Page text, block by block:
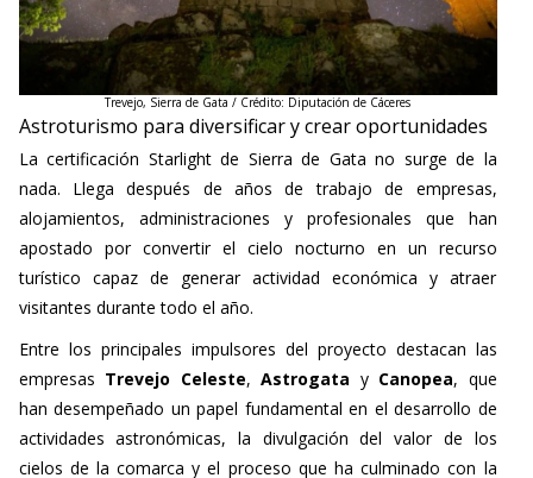
Trevejo, Sierra de Gata / Crédito: Diputación de Cáceres
Astroturismo para diversificar y crear oportunidades
La certificación Starlight de Sierra de Gata no surge de la
nada. Llega después de años de trabajo de empresas,
alojamientos, administraciones y profesionales que han
apostado por convertir el cielo nocturno en un recurso
turístico capaz de generar actividad económica y atraer
visitantes durante todo el año.
Entre los principales impulsores del proyecto destacan las
empresas Trevejo Celeste, Astrogata y Canopea, que
han desempeñado un papel fundamental en el desarrollo de
actividades astronómicas, la divulgación del valor de los
cielos de la comarca y el proceso que ha culminado con la